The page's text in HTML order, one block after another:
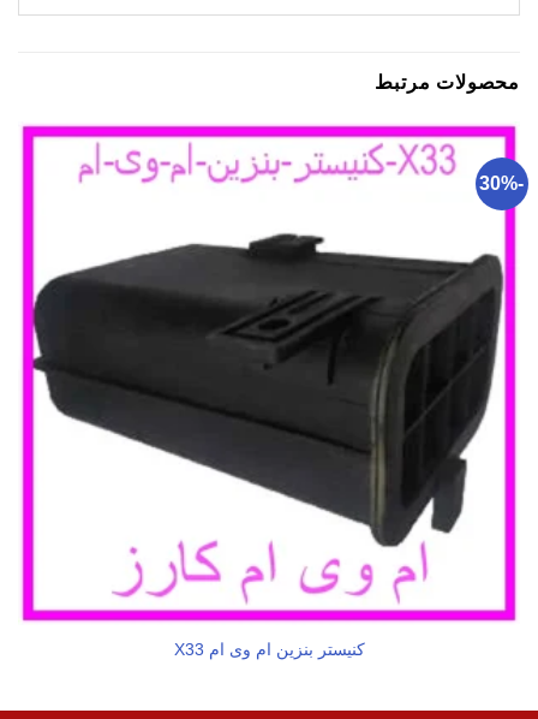
محصولات مرتبط
-30%
کنیستر بنزین ام وی ام X33